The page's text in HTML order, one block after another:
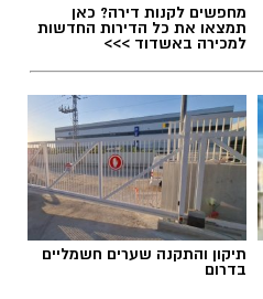
מחפשים לקנות דירה? כאן
תמצאו את כל הדירות החדשות
למכירה באשדוד >>>
תיקון והתקנה שערים חשמליים
בדרום